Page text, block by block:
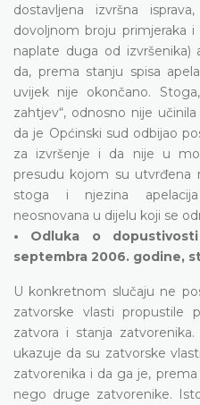
dostavljena izvršna
dovoljnom broju primjeraka
naplate duga od izvršenika)
da, prema stanju spisa
uvijek nije okončano.
zahtjev“, odnosno nije
da je Općinski sud odbijao
za izvršenje i da nije u
presudu kojom su utvrđena
stoga i njezina
neosnovana u dijelu koji se
• Odluka o
septembra 2006. godine, st.
U konkretnom slučaju ne
zatvorske vlasti propustile
zatvora i stanja
ukazuje da su zatvorske
zatvorenika i da ga je,
nego druge zatvorenike.